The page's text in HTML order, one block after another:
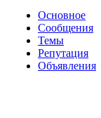
Основное
Сообщения
Темы
Репутация
Объявления